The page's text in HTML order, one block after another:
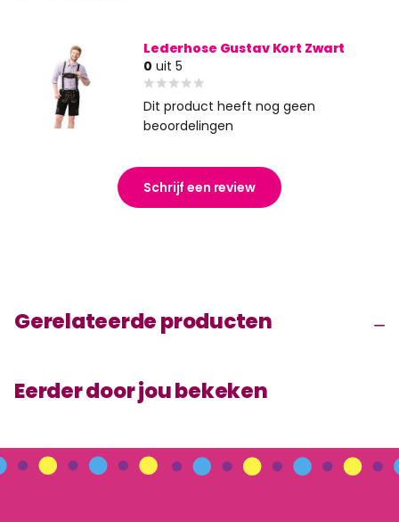
Lederhose Gustav Kort Zwart
0 uit 5
Dit product heeft nog geen
beoordelingen
Schrijf een review
Gerelateerde producten
Eerder door jou bekeken